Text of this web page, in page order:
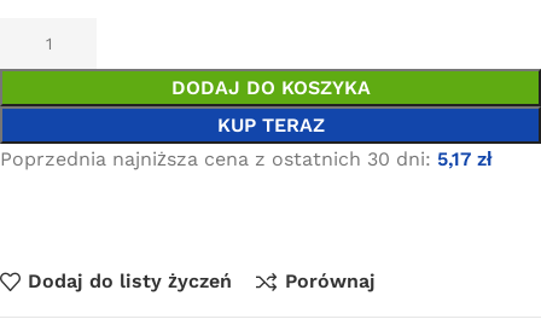
DODAJ DO KOSZYKA
KUP TERAZ
Poprzednia najniższa cena z ostatnich 30 dni: 5,17 zł
Dodaj do listy życzeń Porównaj